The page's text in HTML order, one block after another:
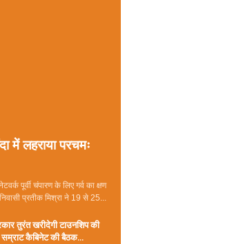
में लहराया परचमः
पूर्वी चंपारण के लिए गर्व का क्षण
प्रतीक मिश्रा ने 19 से 25...
तुरंत खरीदेगी टाउनशिप की
कैबिनेट की बैठक...